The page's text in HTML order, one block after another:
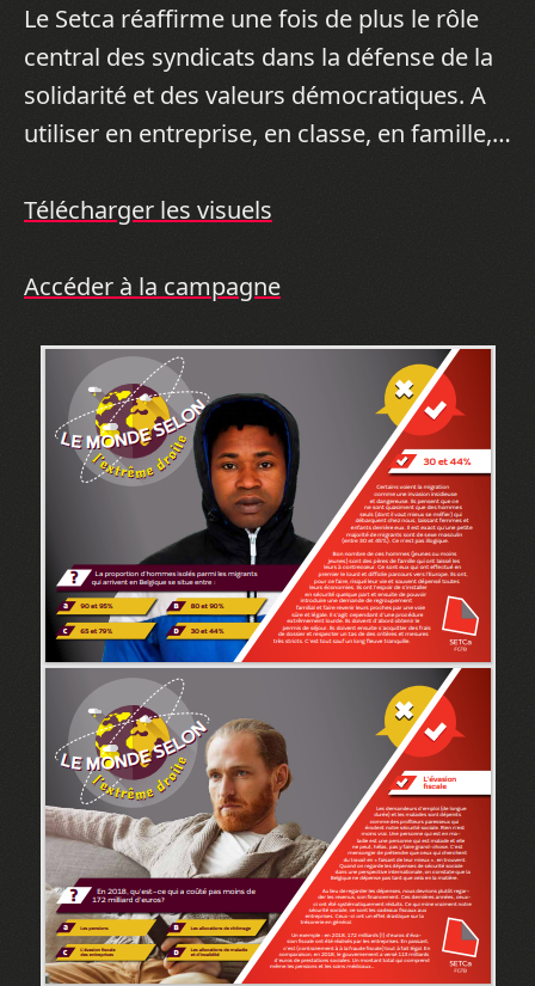
Le Setca réaffirme une fois de plus le rôle
central des syndicats dans la défense de la
solidarité et des valeurs démocratiques. A
utiliser en entreprise, en classe, en famille,…
Télécharger les visuels
Accéder à la campagne